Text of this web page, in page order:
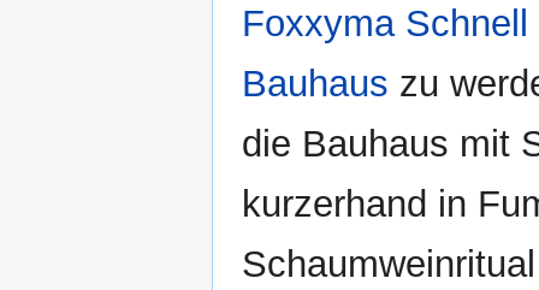
Foxxyma Schnell
Bauhaus zu
die Bauhaus mit
kurzerhand in